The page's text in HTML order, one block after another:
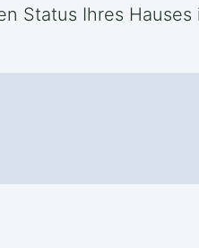
Status Ihres